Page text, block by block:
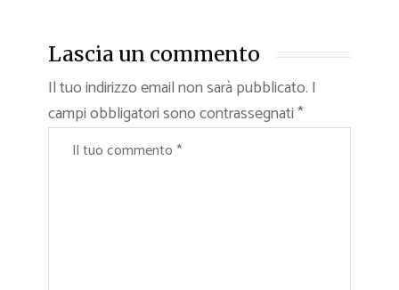
Lascia un commento
Il tuo indirizzo email non sarà pubblicato. I
campi obbligatori sono contrassegnati*